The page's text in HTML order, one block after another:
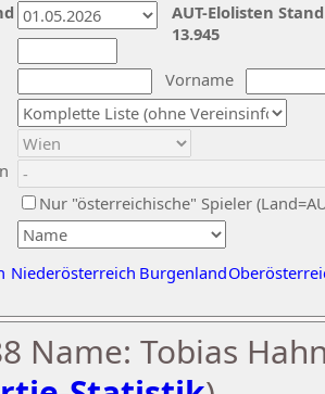
Vorname
Nur "österreichische" Spieler
Niederösterreich Burgenland
AUT-Elolisten
13.945
Name: Tobias